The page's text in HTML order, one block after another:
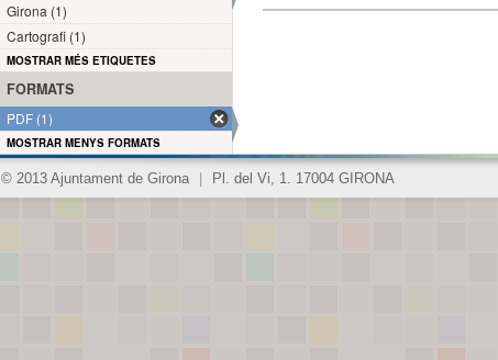
Girona (1)
Cartografi (1)
MOSTRAR MÉS ETIQUETES
FORMATS
PDF (1)
MOSTRAR MENYS FORMATS
© 2013 Ajuntament de Girona Pl. del Vi, 1. 17004 GIRONA